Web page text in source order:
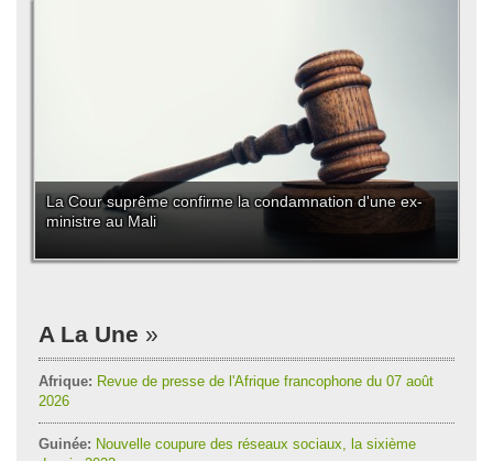
La Cour suprême confirme la condamnation d'une ex-
ministre au Mali
A La Une
Afrique: Revue de presse de l'Afrique francophone du 07 août
2026
Guinée: Nouvelle coupure des réseaux sociaux, la sixième